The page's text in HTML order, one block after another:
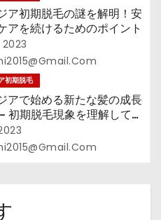
ア初期脱毛の謎を解明！安
アを続けるためのポイント
2023
初期脱毛
アで始める新たな髪の成長
初期脱毛現象を理解して、
への旅立ちをサポート！